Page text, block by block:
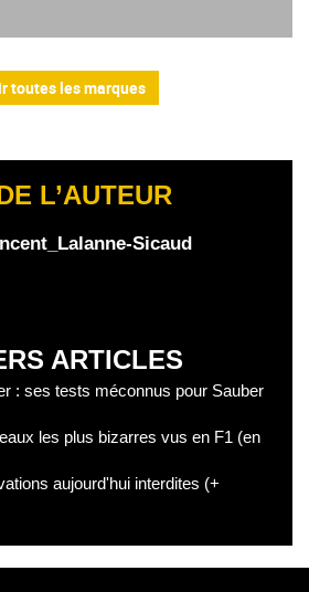
toutes les marques
L’AUTEUR
Sicaud
ARTICLES
: ses tests méconnus pour Sauber
les plus bizarres vus en F1 (en
aujourd'hui interdites (+